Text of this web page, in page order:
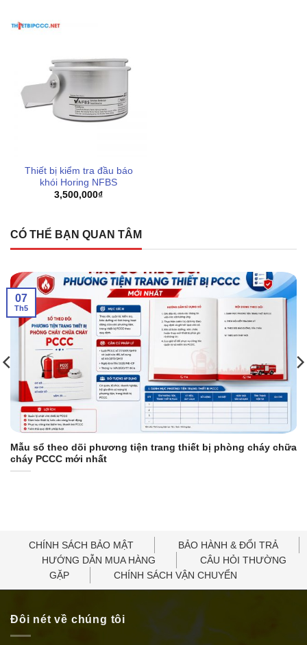
công và bảo trì PCCC chuyên nghiệp. Với thiết kế thông
phẩm giúp tiết kiệm tối đa thời gian và công sức mà vẫn
đảm bảo được các yêu cầu kỹ thuật khắt khe nhất của hệ
thống báo cháy hiện đại.
Thiết bị kiểm tra đầu báo
khói Horing NFBS
3,500,000₫
CÓ THỂ BẠN QUAN TÂM
Mẫu sổ theo dõi phương tiện trang thiết bị phòng cháy chữa
cháy PCCC mới nhất
07
Th5
CHÍNH SÁCH BẢO MẬT
BẢO HÀNH & ĐỔI TRẢ
HƯỚNG DẪN MUA HÀNG
CÂU HỎI THƯỜNG
GẶP
CHÍNH SÁCH VẬN CHUYỂN
Đôi nét về chúng tôi